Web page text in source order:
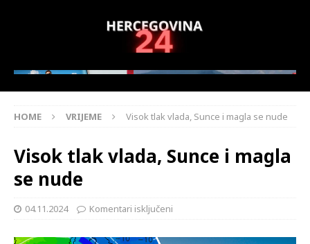
Visok tlak vlada, Sunce i magla se nude
Visok tlak vlada, Sunce i magla
se nude